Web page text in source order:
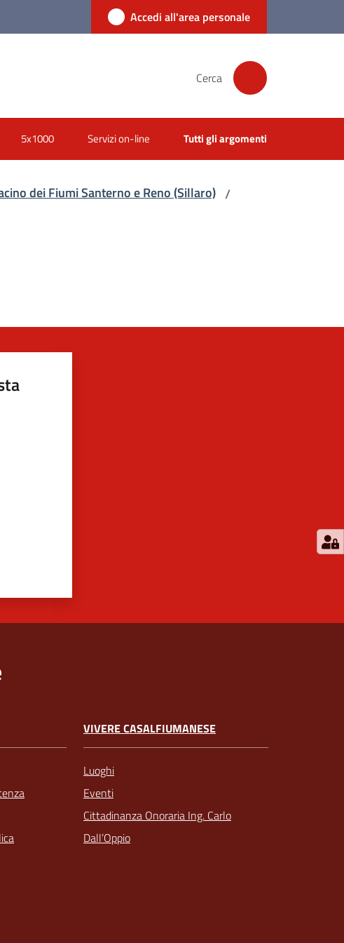
Accedi all'area personale
Cerca
5x1000 Servizi on-line Tutti gli argomenti
dei Fiumi Santerno e Reno (Sillaro) /
VIVERE CASALFIUMANESE
Luoghi
Eventi
Cittadinanza Onoraria Ing. Carlo
Dall’Oppio